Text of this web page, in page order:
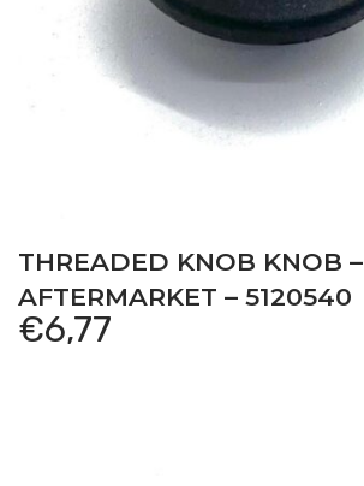
THREADED KNOB KNOB –
AFTERMARKET – 5120540
€6,77